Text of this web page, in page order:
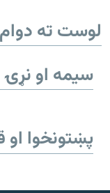
لوست ته
سیمه او نړۍ
پښتونخوا او